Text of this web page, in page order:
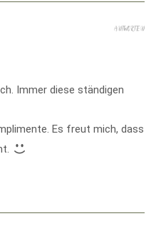
Immer diese ständigen
Es freut mich, dass
ANTWORTEN